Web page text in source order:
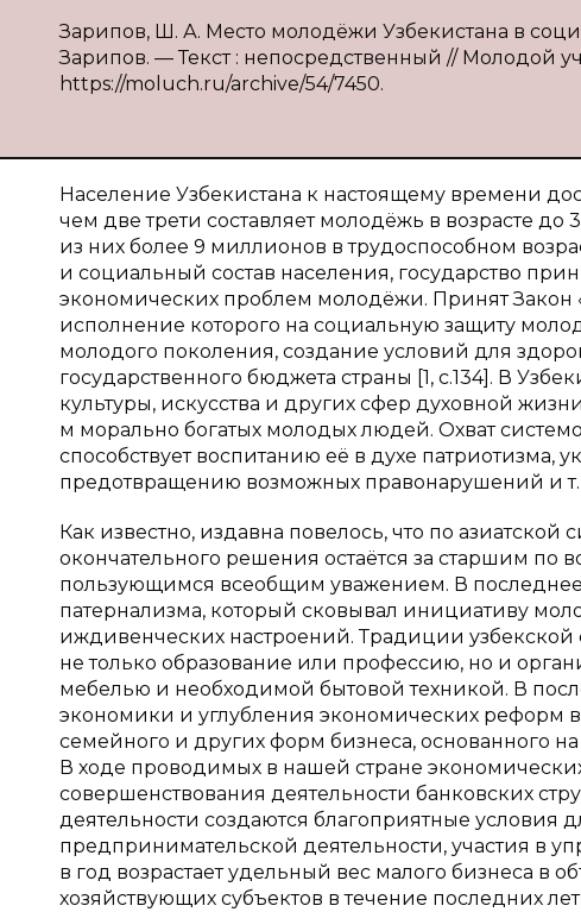
Зарипов, Ш. А. Место молодёжи Узбекистана в
Зарипов. — Текст : непосредственный // Молодой
https://moluch.ru/archive/54/7450.
Население Узбекистана к настоящему времени
чем две трети составляет молодёжь в возрасте до
из них более 9 миллионов в трудоспособном
и социальный состав населения, государство
экономических проблем молодёжи. Принят Закон
исполнение которого на социальную защиту
молодого поколения, создание условий для
государственного бюджета страны [1, с.134]. В
культуры, искусства и других сфер духовной
м морально богатых молодых людей. Охват
способствует воспитанию её в духе патриотизма,
предотвращению возможных правонарушений и т.
Как известно, издавна повелось, что по
окончательного решения остаётся за старшим
пользующимся всеобщим уважением. В
патернализма, который сковывал инициативу
иждивенческих настроений. Традиции узбекской
не только образование или профессию, но и
мебелью и необходимой бытовой техникой. В
экономики и углубления экономических реформ
семейного и других форм бизнеса, основанного
В ходе проводимых в нашей стране
совершенствования деятельности банковских
деятельности создаются благоприятные
предпринимательской деятельности, участия в
в год возрастает удельный вес малого бизнеса в
хозяйствующих субъектов в течение последних